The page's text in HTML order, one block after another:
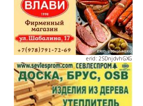
erid: 2SDnjdvhGXG